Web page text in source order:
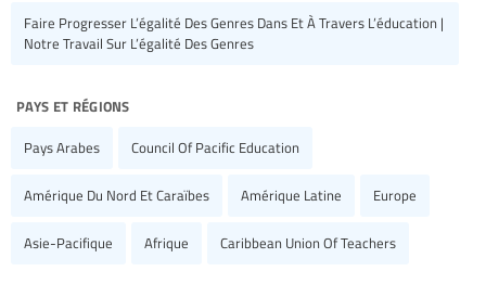
Faire Progresser L’égalité Des Genres Dans Et À Travers L’éducation |
Notre Travail Sur L’égalité Des Genres
pays et régions
Pays Arabes Council Of Pacific Education
Amérique Du Nord Et Caraïbes Amérique Latine Europe
Asie-Pacifique Afrique Caribbean Union Of Teachers